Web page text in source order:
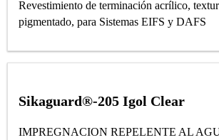
Revestimiento de terminación acrílico,
pigmentado, para Sistemas EIFS y DAFS
Sikaguard®-205 Igol Clear
IMPREGNACION REPELENTE AL